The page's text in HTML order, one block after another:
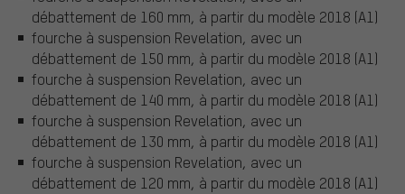
débattement de 160 mm, à partir du modèle 2018 (A1)
fourche à suspension Revelation, avec un
débattement de 150 mm, à partir du modèle 2018 (A1)
fourche à suspension Revelation, avec un
débattement de 140 mm, à partir du modèle 2018 (A1)
fourche à suspension Revelation, avec un
débattement de 130 mm, à partir du modèle 2018 (A1)
fourche à suspension Revelation, avec un
débattement de 120 mm, à partir du modèle 2018 (A1)